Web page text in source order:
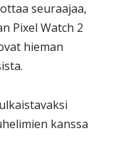
seuraajaa,
Pixel Watch 2
hieman
kanssa